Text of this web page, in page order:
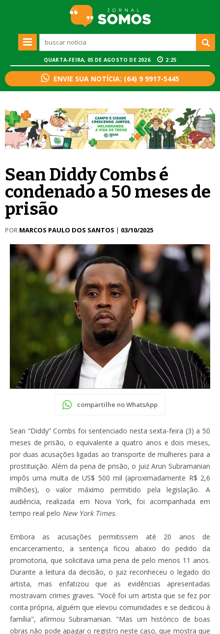
QUARTA-FEIRA, 05 DE AGOSTO DE 2026 2:25
ENVIE SUA NOTÍCIA: (64) 9 9917-5445
Sean Diddy Combs é
condenado a 50 meses de
prisão
POR MARCOS PAULO DOS SANTOS | 03/10/2025
compartilhe no WhatsApp
Sean “Diddy” Combs foi sentenciado nesta sexta-feira (3) a 50
meses de prisão, o equivalente a quatro anos e dois meses,
por duas acusações ligadas ao transporte de mulheres para a
prostituição. Além da pena de prisão, o juiz Arun Subramanian
impôs uma multa de US$ 500 mil (aproximadamente R$ 2,6
milhões), o valor máximo permitido pela legislação. A
audiência, realizada em Nova York, foi acompanhada em
tempo real pelo New York Times.
Embora as acusações permitissem até 20 anos de
encarceramento, a sentença ficou abaixo do pedido da
promotoria, que solicitava uma pena de pelo menos 11 anos.
Durante a leitura da decisão, o juiz reconheceu o legado do
artista, mas enfatizou que as evidências apresentadas
mostravam crimes graves. "Você foi um artista que se fez por
conta própria, alguém que elevou comunidades e se dedicou à
família", afirmou Subramanian. "Mas um histórico de boas
obras não pode apagar o registro neste caso, que mostra que